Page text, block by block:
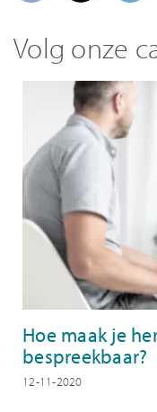
Volg onze
Hoe maak je
bespreekbaar?
12-11-2020